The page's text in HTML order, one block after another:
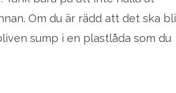
Om du är rädd att det ska bli
sump i en plastlåda som du